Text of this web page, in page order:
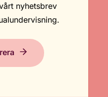
nyhetsbrev